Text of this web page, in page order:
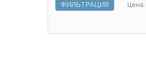
ФИЛЬТРАЦИЯ Цена: